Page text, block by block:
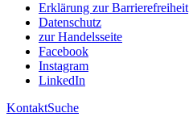
Erklärung zur Barrierefreiheit
Datenschutz
zur Handelsseite
Facebook
Instagram
LinkedIn
KontaktSuche